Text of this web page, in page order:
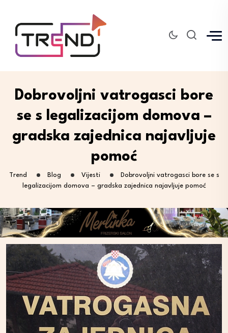
Dobrovoljni vatrogasci bore
se s legalizacijom domova –
gradska zajednica najavljuje
pomoć
Trend Blog Vijesti
Dobrovoljni vatrogasci bore se s
legalizacijom domova – gradska zajednica najavljuje pomoć